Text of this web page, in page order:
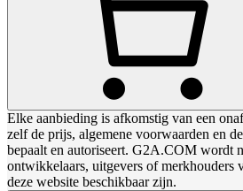
Elke aanbieding is afkomstig van een
zelf de prijs, algemene voorwaarden en
bepaalt en autoriseert. G2A.COM wordt
ontwikkelaars, uitgevers of merkhouders
deze website beschikbaar zijn.